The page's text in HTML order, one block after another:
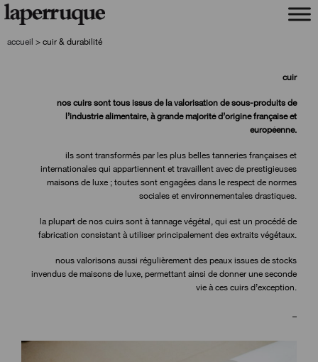
aller
navigation
aller
au
accueil > cuir & durabilité
cuir
nos cuirs sont tous issus de la valorisation de sous-produits de
l’industrie alimentaire, à grande majorité d’origine française et
européenne.
ils sont transformés par les plus belles tanneries françaises et
internationales qui appartiennent et travaillent avec de prestigieuses
maisons de luxe ; toutes sont engagées dans le respect de normes
sociales et environnementales drastiques.
la plupart de nos cuirs sont à tannage végétal, qui est un procédé de
fabrication consistant à utiliser principalement des extraits végétaux.
nous valorisons aussi régulièrement des peaux issues de stocks
invendus de maisons de luxe, permettant ainsi de donner une seconde
vie à ces cuirs d’exception.